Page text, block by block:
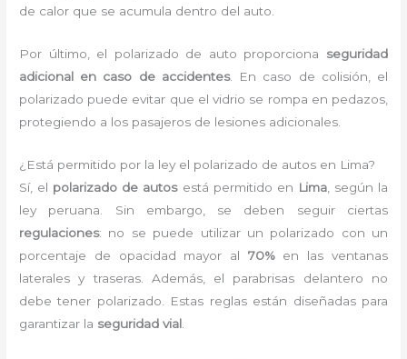
de calor que se acumula dentro del auto.
Por último, el polarizado de auto proporciona seguridad
adicional en caso de accidentes. En caso de colisión, el
polarizado puede evitar que el vidrio se rompa en pedazos,
protegiendo a los pasajeros de lesiones adicionales.
¿Está permitido por la ley el polarizado de autos en Lima?
Sí, el polarizado de autosestá permitido en Lima, según la
ley peruana. Sin embargo, se deben seguir ciertas
regulaciones: no se puede utilizar un polarizado con un
porcentaje de opacidad mayor al 70%en las ventanas
laterales y traseras. Además, el parabrisas delantero no
debe tener polarizado. Estas reglas están diseñadas para
garantizar la seguridad vial